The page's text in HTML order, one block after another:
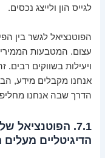
לגייס הון ולייצג נכסים.
הפוטנציאל לגשר בין
עצום. המטבעות
ויעילות בשווקים
אנחנו מקבלים מידע,
הדרך שבה אנחנו
7.1. הפוטנציאל
הדיגיטליים מעלים